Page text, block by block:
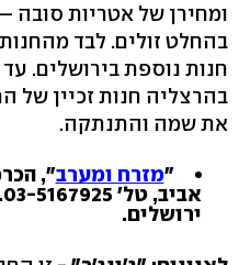
ומחירן של אטריות סובה
בהחלט זולים. לבד
חנות נוספת בירושלים.
בהרצליה חנות זכיין של
את שמה והתנתקה.
"מזרח ומערב
ירושלים.